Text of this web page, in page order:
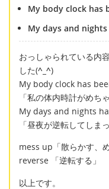
My body clock has
My days and
おっしゃられている内
した(^_^)
My body clock has
「私の体内時計がめち
My days and nights
「昼夜が逆転してしまっ
mess up「散らかす、
reverse 「逆転する」
以上です。